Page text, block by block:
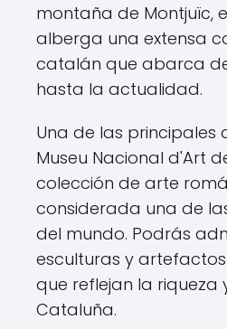
montaña de Montjuïc,
alberga una extensa
catalán que abarca
hasta la actualidad.
Una de las principales
Museu Nacional d'Art
colección de arte
considerada una de
del mundo. Podrás
esculturas y
que reflejan la riqueza
Cataluña.